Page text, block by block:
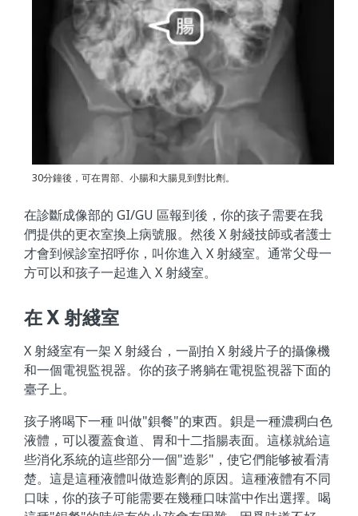
30分鐘後，可在胃部、小腸和大腸見到對比劑。
在診斷成像部的 GI/GU 區報到後，你的孩子需要在我
們提供的更衣室換上病號服。然後 X 射綫技師或者護士
才會到候診室招呼你，叫你進入 X 射綫室。通常父母一
方可以和孩子一起進入 X 射綫室。
在 X 射綫室
X 射綫室有一架 X 射綫台，一副拍 X 射綫片子的攝像機
和一個電視監視器。你的孩子將躺在電視監視器下面的
臺子上。
孩子將喝下一種 叫做"鋇餐"的東西。鋇是一種濃稠白色
液體，可以覆蓋食道、胃和十二指腸表面。這樣就給這
些消化系統的這些部分一個"造影"，使它們能够被看清
楚。這是這種液體叫做造影劑的原因。這種液體有不同
口味，你的孩子可能需要在幾種口味當中作出選擇。喝